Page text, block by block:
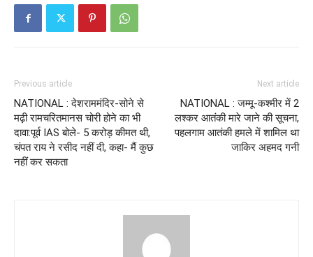
Previous article
NATIONAL : देशराममंदिर-सोने से
मढ़ी रामचरितमानस चोरी होने का भी
दावा:पूर्व IAS बोले- 5 करोड़ कीमत थी,
चंपत राय ने रसीद नहीं दी, कहा- मैं कुछ
नहीं कर सकता
Next article
NATIONAL : जम्मू-कश्मीर में 2
लश्कर आतंकी मारे जाने की सूचना,
पहलगाम आतंकी हमले में शामिल था
जाकिर अहमद गनी